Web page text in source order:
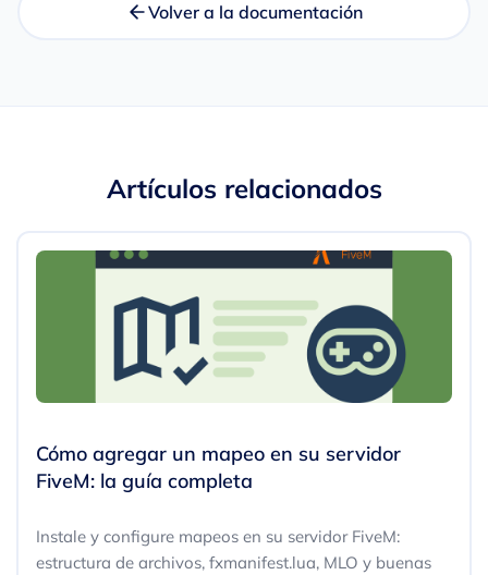
Volver a la documentación
Artículos relacionados
Cómo agregar un mapeo en su servidor
FiveM: la guía completa
Instale y configure mapeos en su servidor FiveM:
estructura de archivos, fxmanifest.lua, MLO y buenas